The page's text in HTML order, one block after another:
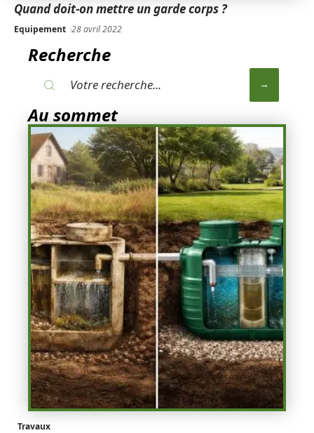
Quand doit-on mettre un garde corps ?
Equipement 28 avril 2022
Recherche
Au sommet
Travaux